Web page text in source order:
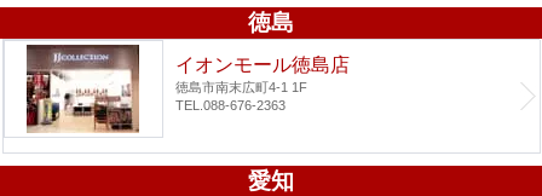
徳島
イオンモール徳島店
徳島市南末広町4-1 1F
TEL.088-676-2363
愛知